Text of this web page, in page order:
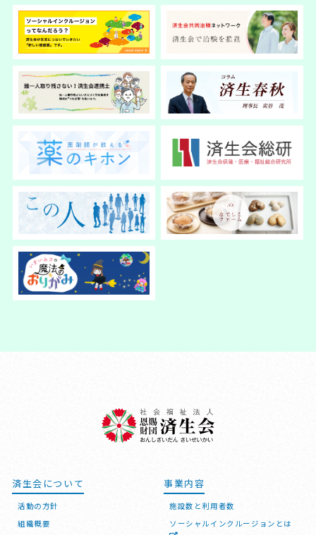
済生会について
活動の方針
組織概要
事業内容
施設数と利用者数
ソーシャルインクルージョンとは